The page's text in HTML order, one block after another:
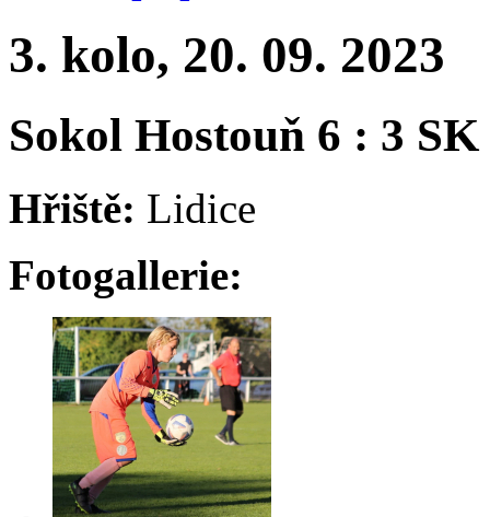
3. kolo, 20. 09. 2023
Sokol Hostouň 6 : 3
Hřiště: Lidice
Fotogallerie: